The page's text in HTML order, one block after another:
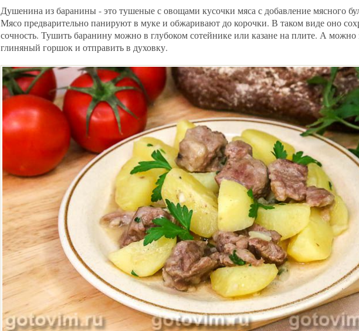
Душенина из баранины - это тушеные с овощами кусочки мяса с добавление мясного
Мясо предварительно панируют в муке и обжаривают до корочки. В таком виде оно
сочность. Тушить баранину можно в глубоком сотейнике или казане на плите. А можно
глиняный горшок и отправить в духовку.